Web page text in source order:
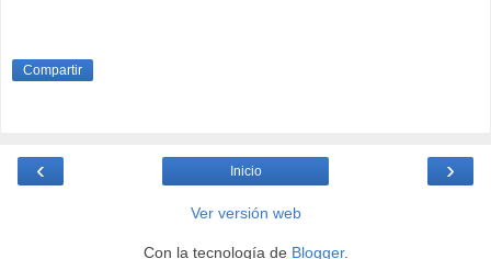
Compartir
‹ ›
Inicio
Ver versión web
Con la tecnología de Blogger.